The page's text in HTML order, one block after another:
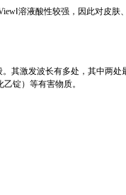
Ⅰ溶液酸性较强，因此对皮肤
。其激发波长有多处，其中两处
乙锭）等有害物质。